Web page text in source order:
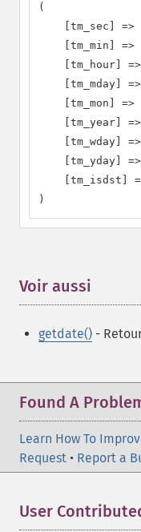
(
[tm_sec] =>
[tm_min] =>
[tm_hour]
[tm_mday]
[tm_mon] =>
[tm_year]
[tm_wday]
[tm_yday]
[tm_isdst]
)
Voir aussi
getdate() -
Found A
Learn How To
Request • Report a
User